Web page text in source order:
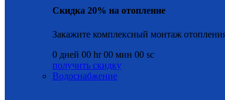
Скидка 20% на отопление
Закажите комплексный монтаж
0 дней 00 hr00 мин 00 sc
получить скидку
Водоснабжение